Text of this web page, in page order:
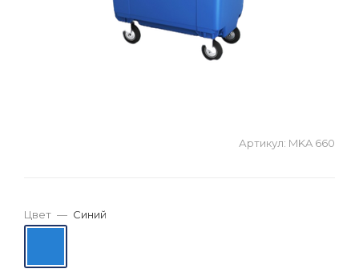
Артикул: MKA 660
Цвет — Синий